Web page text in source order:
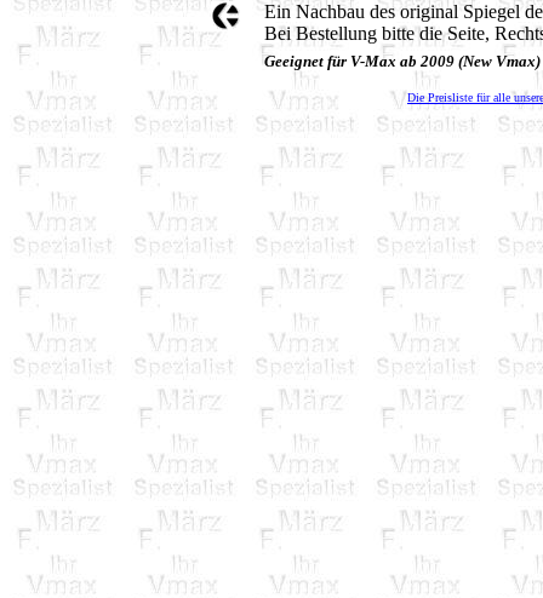
Ein Nachbau des original Spiegel
Bei Bestellung bitte die Seite,
Geeignet für V-Max ab 2009 (New Vmax)
Die Preisliste für alle